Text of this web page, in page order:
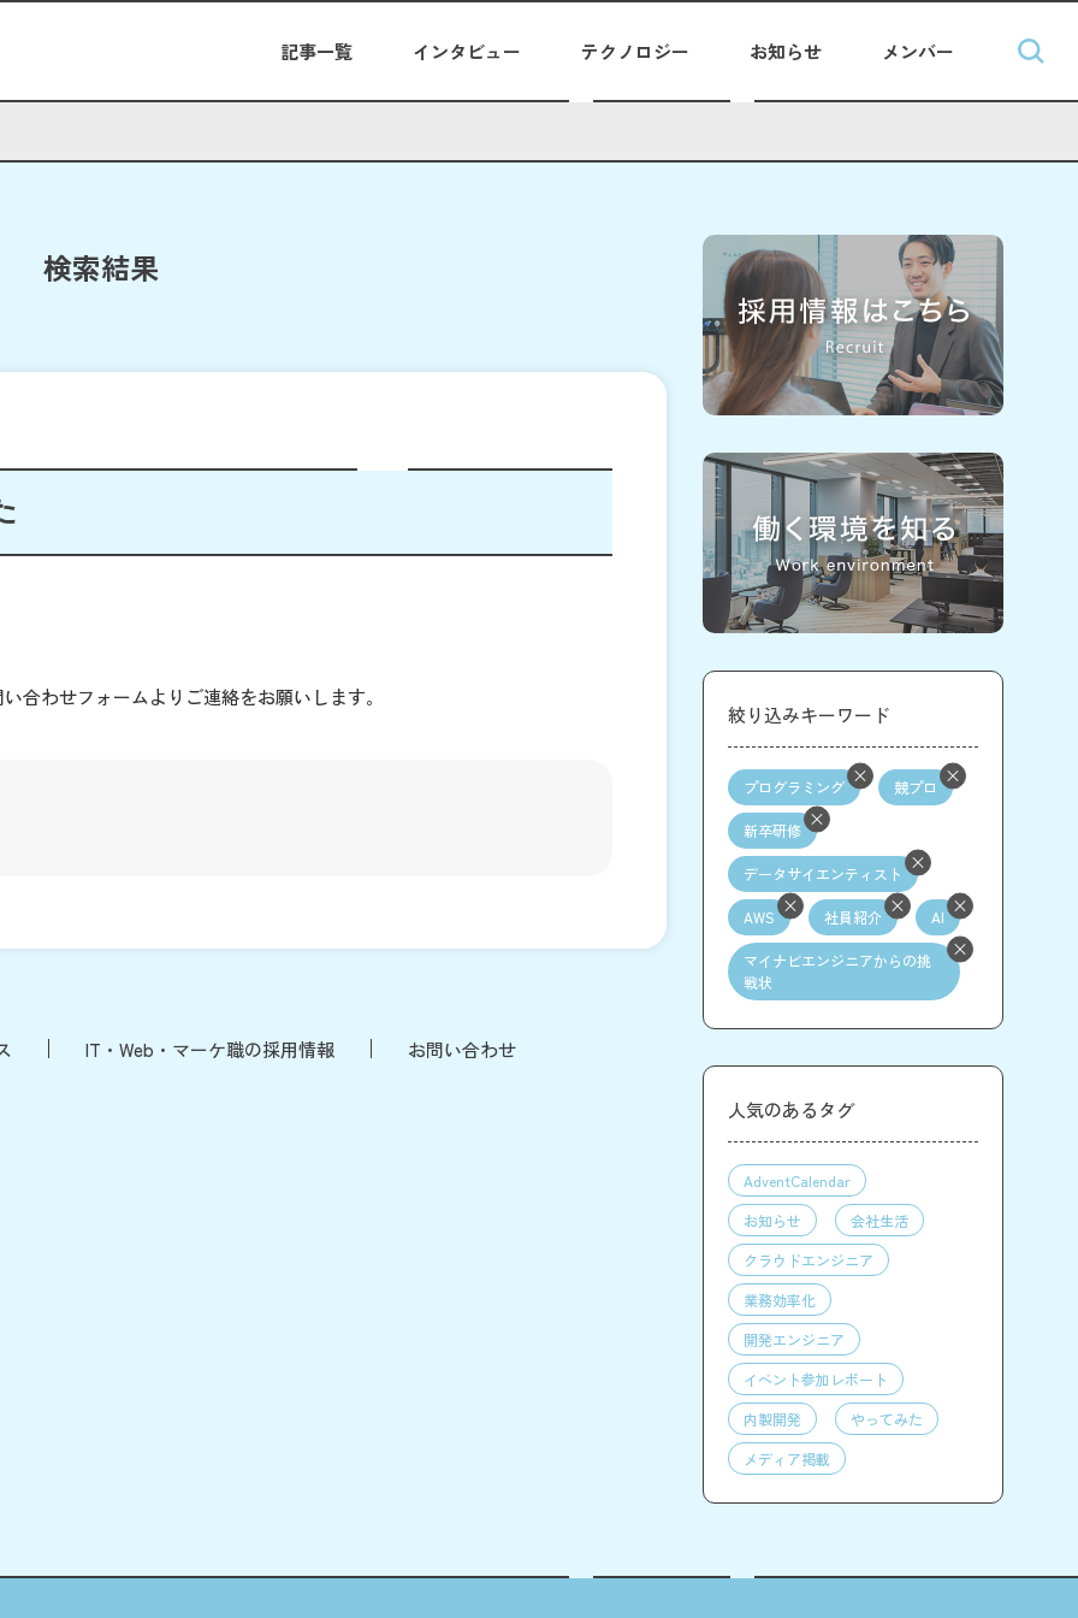
記事一覧 インタビュー テクノロジー お知らせ メンバー
検索結果
合わせフォームよりご連絡をお願いします。
IT・Web・マーケ職の採用情報 お問い合わせ
絞り込みキーワード
プログラミング 競プロ
新卒研修
データサイエンティスト
AWS 社員紹介 AI
マイナビエンジニアからの挑
戦状
人気のあるタグ
AdventCalendar
お知らせ
会社生活
クラウドエンジニア
業務効率化
開発エンジニア
イベント参加レポート
内製開発
やってみた
メディア掲載